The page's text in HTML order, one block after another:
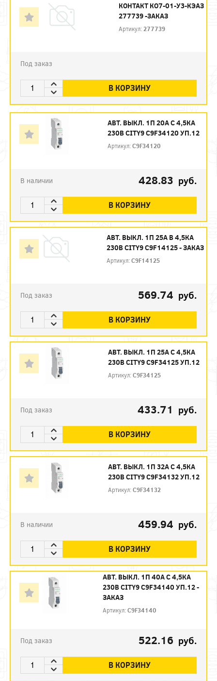
КОНТАКТ КО7-01-У3-КЭАЗ
277739 -ЗАКАЗ
Артикул: 277739
Под заказ
В КОРЗИНУ
АВТ. ВЫКЛ. 1П 20А С 4,5КА
230В CITY9 C9F34120 УП.12
Артикул:C9F34120
В наличии 428.83 руб.
В КОРЗИНУ
АВТ. ВЫКЛ. 1П 25А B 4,5КА
230В CITY9 C9F14125 - ЗАКАЗ
Артикул:C9F14125
Под заказ 569.74 руб.
В КОРЗИНУ
АВТ. ВЫКЛ. 1П 25А С 4,5КА
230В CITY9 C9F34125 УП.12
Артикул:C9F34125
Под заказ 433.71 руб.
В КОРЗИНУ
АВТ. ВЫКЛ. 1П 32А С 4,5КА
230В CITY9 C9F34132 УП.12
Артикул:C9F34132
В наличии 459.94 руб.
В КОРЗИНУ
АВТ. ВЫКЛ. 1П 40А С 4,5КА
230В CITY9 C9F34140 УП.12 -
ЗАКАЗ
Артикул:C9F34140
Под заказ 522.16 руб.
В КОРЗИНУ